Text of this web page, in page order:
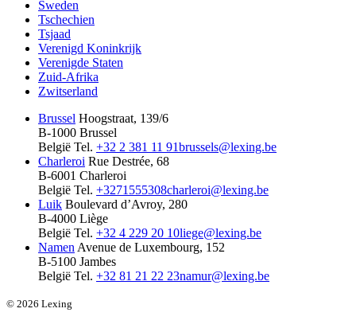
Sweden
Tschechien
Tsjaad
Verenigd Koninkrijk
Verenigde Staten
Zuid-Afrika
Zwitserland
Brussel Hoogstraat, 139/6
B-1000 Brussel
België Tel. +32 2 381 11 91brussels@lexing.be
Charleroi Rue Destrée, 68
B-6001 Charleroi
België Tel. +3271555308charleroi@lexing.be
Luik Boulevard d’Avroy, 280
B-4000 Liège
België Tel. +32 4 229 20 10liege@lexing.be
Namen Avenue de Luxembourg, 152
B-5100 Jambes
België Tel. +32 81 21 22 23namur@lexing.be
© 2026 Lexing